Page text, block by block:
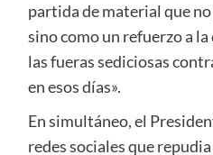
partida de material que
sino como un refuerzo a
las fueras sediciosas
en esos días».
En simultáneo, el
redes sociales que